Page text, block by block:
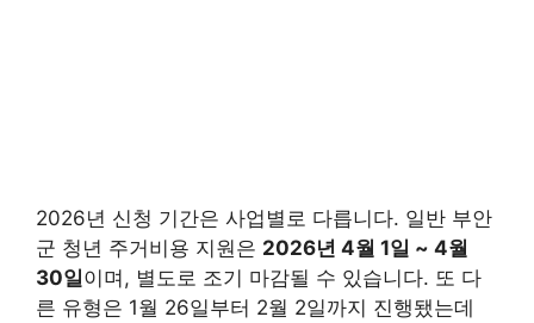
2026년 신청 기간은 사업별로 다릅니다. 일반 부안
군 청년 주거비용 지원은 2026년 4월 1일 ~ 4월
30일이며, 별도로 조기 마감될 수 있습니다. 또 다
른 유형은 1월 26일부터 2월 2일까지 진행됐는데